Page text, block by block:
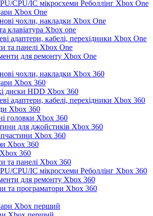
CPU/IC мікросхеми Реболлінг Xbox One
Xbox One
чохли, накладки Xbox One
клавіатура Xbox one
адаптери, кабелі, перехідники Xbox One
та панелі Xbox One
для ремонту Xbox One
чохли, накладки Xbox 360
Xbox 360
диски HDD Xbox 360
адаптери, кабелі, перехідники Xbox 360
Xbox 360
головки Xbox 360
для джойстиків Xbox 360
Xbox 360
Xbox 360
360
та панелі Xbox 360
CPU/IC мікросхеми Реболлінг Xbox 360
для ремонту Xbox 360
та програматори Xbox 360
Xbox перший